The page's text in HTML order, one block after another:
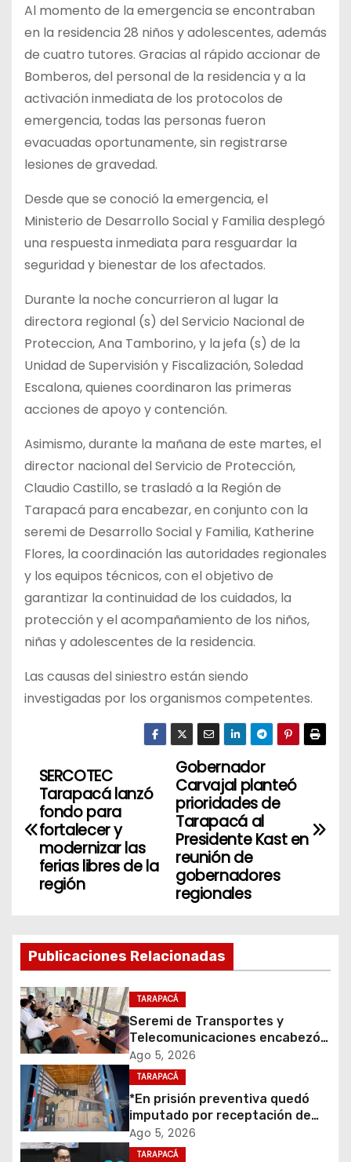
Al momento de la emergencia se encontraban
en la residencia 28 niños y adolescentes, además
de cuatro tutores. Gracias al rápido accionar de
Bomberos, del personal de la residencia y a la
activación inmediata de los protocolos de
emergencia, todas las personas fueron
evacuadas oportunamente, sin registrarse
lesiones de gravedad.
Desde que se conoció la emergencia, el
Ministerio de Desarrollo Social y Familia desplegó
una respuesta inmediata para resguardar la
seguridad y bienestar de los afectados.
Durante la noche concurrieron al lugar la
directora regional (s) del Servicio Nacional de
Proteccion, Ana Tamborino, y la jefa (s) de la
Unidad de Supervisión y Fiscalización, Soledad
Escalona, quienes coordinaron las primeras
acciones de apoyo y contención.
Asimismo, durante la mañana de este martes, el
director nacional del Servicio de Protección,
Claudio Castillo, se trasladó a la Región de
Tarapacá para encabezar, en conjunto con la
seremi de Desarrollo Social y Familia, Katherine
Flores, la coordinación las autoridades regionales
y los equipos técnicos, con el objetivo de
garantizar la continuidad de los cuidados, la
protección y el acompañamiento de los niños,
niñas y adolescentes de la residencia.
Las causas del siniestro están siendo
investigadas por los organismos competentes.
N
v
a
c
i
ó
n
d
e
Gobernador
Carvajal planteó
prioridades de
Tarapacá al
Presidente Kast en
reunión de
gobernadores
regionales
SERCOTEC
Tarapacá lanzó
fondo para
fortalecer y
modernizar las
ferias libres de la
región
Publicaciones Relacionadas
TARAPACÁ
Seremi de Transportes y
Telecomunicaciones encabezó
primera mesa de coordinación
para el retiro de cables en
desuso en Iquique
Ago 5, 2026
TARAPACÁ
*En prisión preventiva quedó
imputado por receptación de
cigarrillos avaluados en $1.600
millones*
Ago 5, 2026
TARAPACÁ